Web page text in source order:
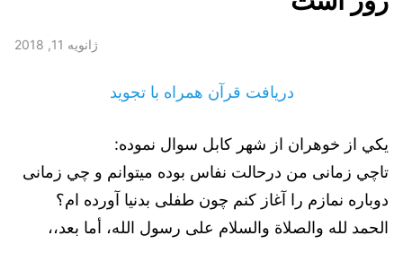
ژانویه 11, 2018
دریافت قرآن همراه با تجوید
يكي از خوهران از شهر كابل سوال نموده:
تاچي زمانی من درحالت نفاس بوده میتوانم و چي زمانی
دوباره نمازم را آغاز کنم چون طفلی بدنیا آورده ام؟
الحمد لله والصلاة والسلام على رسول الله، أما بعد،،